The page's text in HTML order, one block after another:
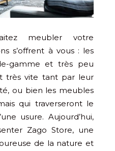
meubler votre
s’offrent à vous : les
gamme et très peu
très vite tant par leur
ou bien les meubles
qui traverseront le
usure. Aujourd’hui,
Zago Store, une
de la nature et